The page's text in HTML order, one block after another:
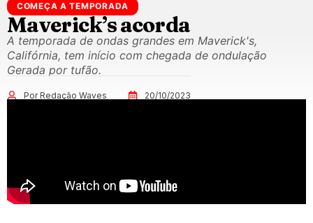
COMEÇA A TEMPORADA
Maverick’s acorda
A temporada de ondas grandes em Maverick's,
Califórnia, tem início com chegada de ondulação
Gerada por tufão.
Por Redação Waves 20/10/2023